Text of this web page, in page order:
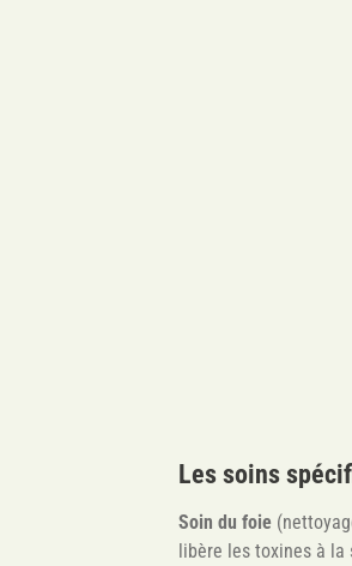
Les soins
Soin du foie
libère les toxines à